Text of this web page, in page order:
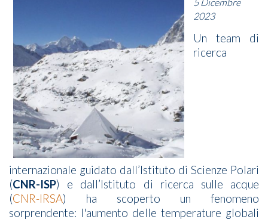
2023
Un team di
ricerca
internazionale guidato dall’Istituto di Scienze Polari
(CNR-ISP) e dall’Istituto di ricerca sulle acque
(CNR-IRSA) ha scoperto un fenomeno
sorprendente: l'aumento delle temperature globali